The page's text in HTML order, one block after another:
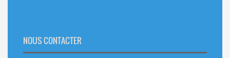
NOUS CONTACTER